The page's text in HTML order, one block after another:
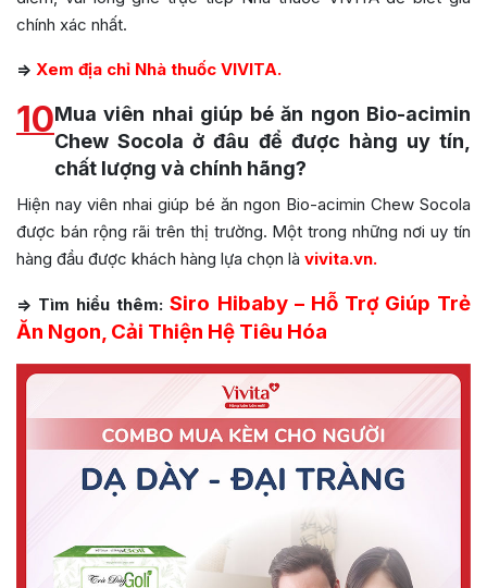
chính xác nhất.
=> Xem địa chỉ Nhà thuốc VIVITA.
10Mua viên nhai giúp bé ăn ngon Bio-acimin
Chew Socola ở đâu để được hàng uy tín,
chất lượng và chính hãng?
Hiện nay viên nhai giúp bé ăn ngon Bio-acimin Chew Socola
được bán rộng rãi trên thị trường. Một trong những nơi uy tín
hàng đầu được khách hàng lựa chọn là vivita.vn.
=> Tìm hiểu thêm:Siro Hibaby – Hỗ Trợ Giúp Trẻ
Ăn Ngon, Cải Thiện Hệ Tiêu Hóa